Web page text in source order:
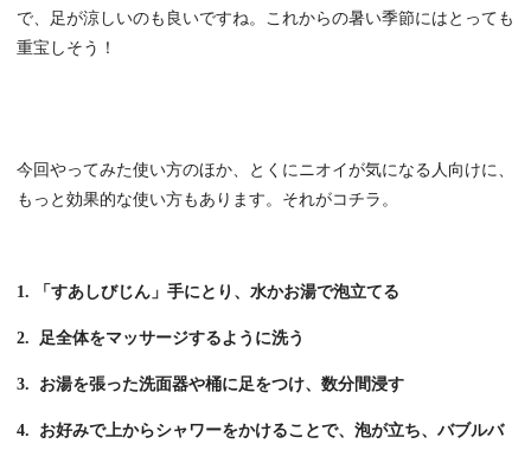
で、足が涼しいのも良いですね。これからの暑い季節にはとっても
重宝しそう！
今回やってみた使い方のほか、とくにニオイが気になる人向けに、
もっと効果的な使い方もあります。それがコチラ。
1. 「すあしびじん」手にとり、水かお湯で泡立てる
2. 足全体をマッサージするように洗う
3. お湯を張った洗面器や桶に足をつけ、数分間浸す
4. お好みで上からシャワーをかけることで、泡が立ち、バブルバ